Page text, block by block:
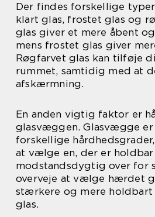
Der findes forskellige
klart glas, frostet glas og
glas giver et mere åbent
mens frostet glas giver
Røgfarvet glas kan tilføje
rummet, samtidig med at
afskærmning.
En anden vigtig faktor er
glasvæggen. Glasvægge
forskellige
at vælge en, der er holdbar
modstandsdygtig over for
overveje at vælge hærdet
stærkere og mere
glas.